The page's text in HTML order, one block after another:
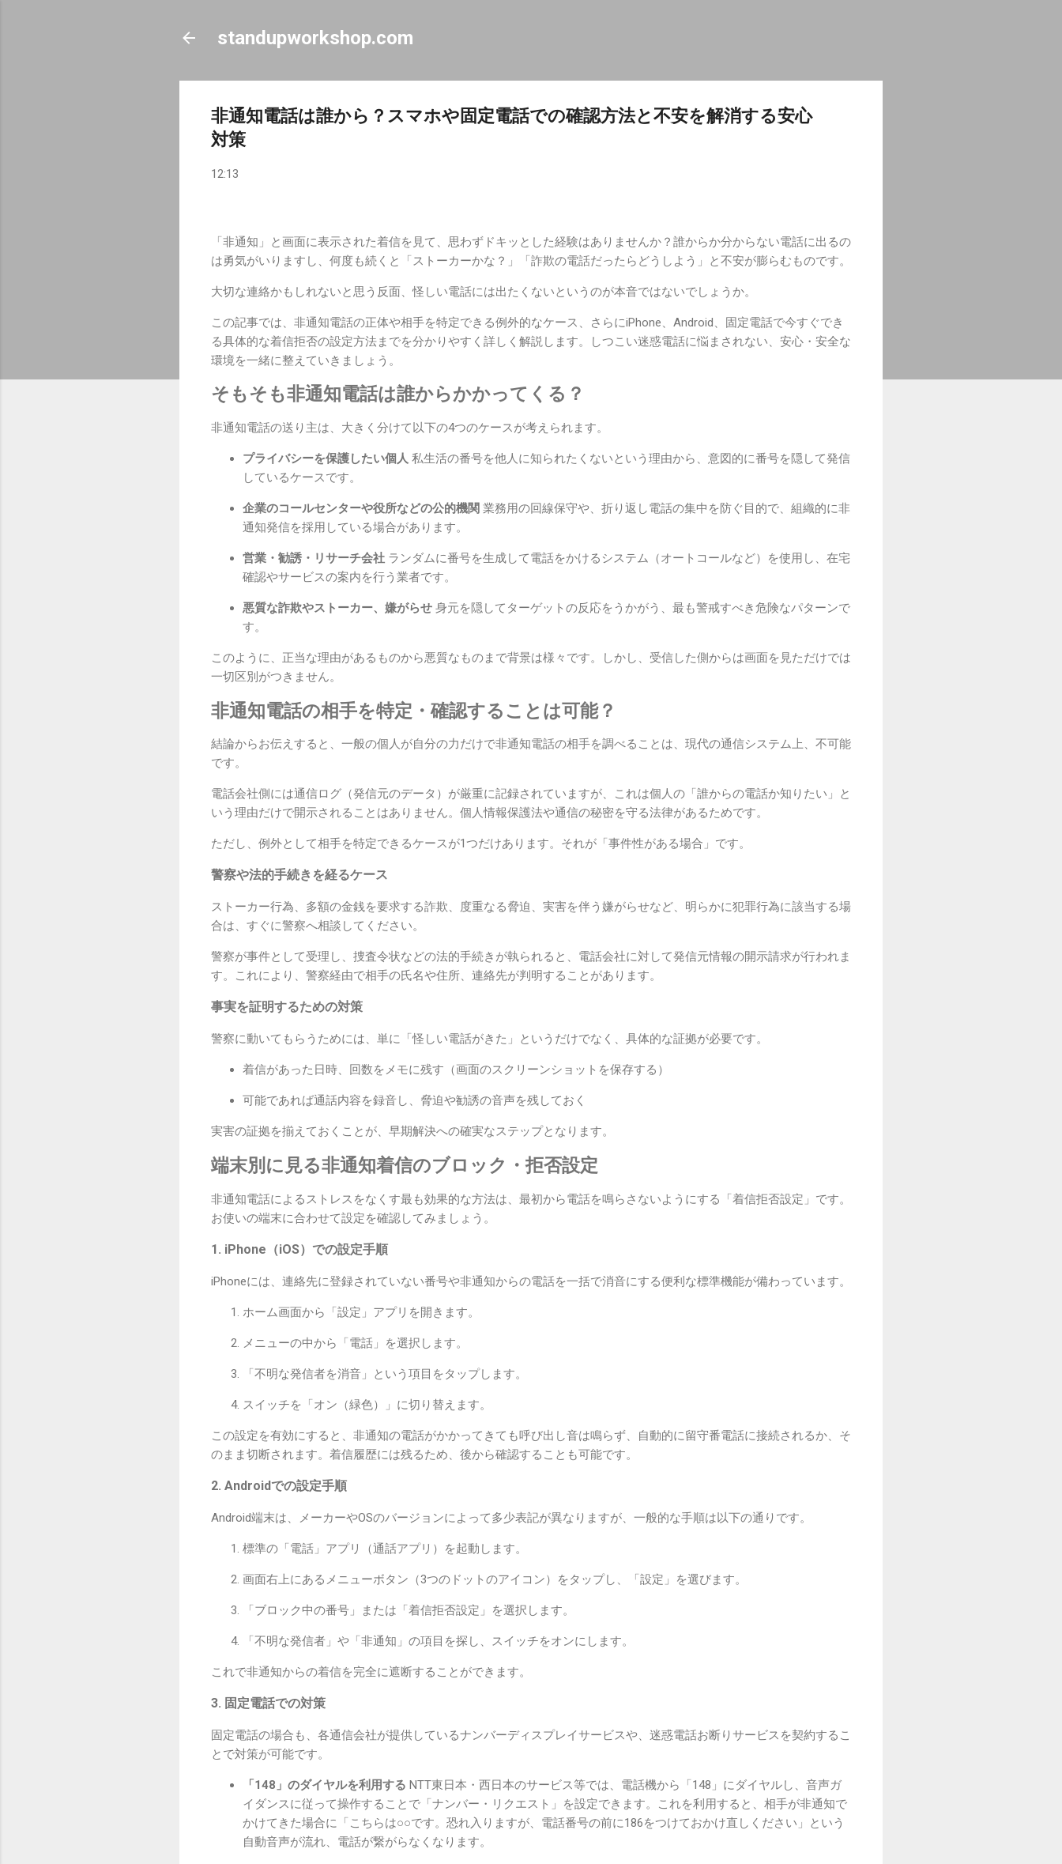
standupworkshop.com
非通知電話は誰から？スマホや固定電話での確認方法と不安を解消する安心
対策
12:13
「非通知」と画面に表示された着信を見て、思わずドキッとした経験はありませんか？誰からか分からない電話に出るの
は勇気がいりますし、何度も続くと「ストーカーかな？」「詐欺の電話だったらどうしよう」と不安が膨らむものです。
大切な連絡かもしれないと思う反面、怪しい電話には出たくないというのが本音ではないでしょうか。
この記事では、非通知電話の正体や相手を特定できる例外的なケース、さらにiPhone、Android、固定電話で今すぐでき
る具体的な着信拒否の設定方法までを分かりやすく詳しく解説します。しつこい迷惑電話に悩まされない、安心・安全な
環境を一緒に整えていきましょう。
そもそも非通知電話は誰からかかってくる？
非通知電話の送り主は、大きく分けて以下の4つのケースが考えられます。
プライバシーを保護したい個人 私生活の番号を他人に知られたくないという理由から、意図的に番号を隠して発信
しているケースです。
企業のコールセンターや役所などの公的機関 業務用の回線保守や、折り返し電話の集中を防ぐ目的で、組織的に非
通知発信を採用している場合があります。
営業・勧誘・リサーチ会社 ランダムに番号を生成して電話をかけるシステム（オートコールなど）を使用し、在宅
確認やサービスの案内を行う業者です。
悪質な詐欺やストーカー、嫌がらせ 身元を隠してターゲットの反応をうかがう、最も警戒すべき危険なパターンで
す。
このように、正当な理由があるものから悪質なものまで背景は様々です。しかし、受信した側からは画面を見ただけでは
一切区別がつきません。
非通知電話の相手を特定・確認することは可能？
結論からお伝えすると、一般の個人が自分の力だけで非通知電話の相手を調べることは、現代の通信システム上、不可能
です。
電話会社側には通信ログ（発信元のデータ）が厳重に記録されていますが、これは個人の「誰からの電話か知りたい」と
いう理由だけで開示されることはありません。個人情報保護法や通信の秘密を守る法律があるためです。
ただし、例外として相手を特定できるケースが1つだけあります。それが「事件性がある場合」です。
警察や法的手続きを経るケース
ストーカー行為、多額の金銭を要求する詐欺、度重なる脅迫、実害を伴う嫌がらせなど、明らかに犯罪行為に該当する場
合は、すぐに警察へ相談してください。
警察が事件として受理し、捜査令状などの法的手続きが執られると、電話会社に対して発信元情報の開示請求が行われま
す。これにより、警察経由で相手の氏名や住所、連絡先が判明することがあります。
事実を証明するための対策
警察に動いてもらうためには、単に「怪しい電話がきた」というだけでなく、具体的な証拠が必要です。
着信があった日時、回数をメモに残す（画面のスクリーンショットを保存する）
可能であれば通話内容を録音し、脅迫や勧誘の音声を残しておく
実害の証拠を揃えておくことが、早期解決への確実なステップとなります。
端末別に見る非通知着信のブロック・拒否設定
非通知電話によるストレスをなくす最も効果的な方法は、最初から電話を鳴らさないようにする「着信拒否設定」です。
お使いの端末に合わせて設定を確認してみましょう。
1. iPhone（iOS）での設定手順
iPhoneには、連絡先に登録されていない番号や非通知からの電話を一括で消音にする便利な標準機能が備わっています。
ホーム画面から「設定」アプリを開きます。
メニューの中から「電話」を選択します。
「不明な発信者を消音」という項目をタップします。
スイッチを「オン（緑色）」に切り替えます。
この設定を有効にすると、非通知の電話がかかってきても呼び出し音は鳴らず、自動的に留守番電話に接続されるか、そ
のまま切断されます。着信履歴には残るため、後から確認することも可能です。
2. Androidでの設定手順
Android端末は、メーカーやOSのバージョンによって多少表記が異なりますが、一般的な手順は以下の通りです。
標準の「電話」アプリ（通話アプリ）を起動します。
画面右上にあるメニューボタン（3つのドットのアイコン）をタップし、「設定」を選びます。
「ブロック中の番号」または「着信拒否設定」を選択します。
「不明な発信者」や「非通知」の項目を探し、スイッチをオンにします。
これで非通知からの着信を完全に遮断することができます。
3. 固定電話での対策
固定電話の場合も、各通信会社が提供しているナンバーディスプレイサービスや、迷惑電話お断りサービスを契約するこ
とで対策が可能です。
「148」のダイヤルを利用する NTT東日本・西日本のサービス等では、電話機から「148」にダイヤルし、音声ガ
イダンスに従って操作することで「ナンバー・リクエスト」を設定できます。これを利用すると、相手が非通知で
かけてきた場合に「こちらは○○です。恐れ入りますが、電話番号の前に186をつけておかけ直しください」という
自動音声が流れ、電話が繋がらなくなります。